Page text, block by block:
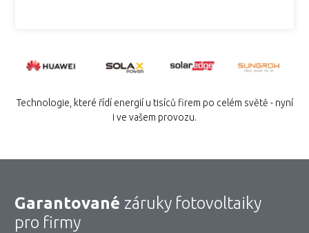
Technologie, které řídí energií u tisíců firem po celém světě - nyní
i ve vašem provozu.
Garantované záruky fotovoltaiky
pro firmy